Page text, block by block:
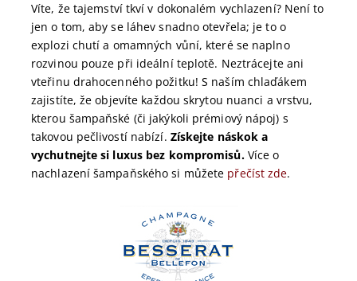
Víte, že tajemství tkví v dokonalém vychlazení? Není to
jen o tom, aby se láhev snadno otevřela; je to o
explozi chutí a omamných vůní, které se naplno
rozvinou pouze při ideální teplotě. Neztrácejte ani
vteřinu drahocenného požitku! S naším chlaďákem
zajistíte, že objevíte každou skrytou nuanci a vrstvu,
kterou šampaňské (či jakýkoli prémiový nápoj) s
takovou pečlivostí nabízí. Získejte náskok a
vychutnejte si luxus bez kompromisů.Více o
nachlazení šampaňského si můžete přečíst zde.